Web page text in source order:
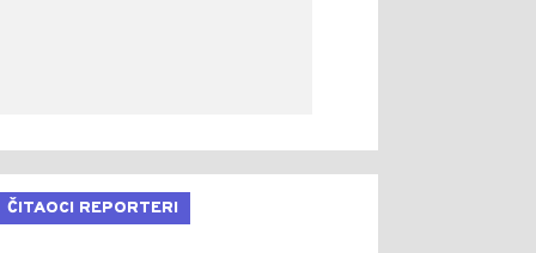
ČITAOCI REPORTERI